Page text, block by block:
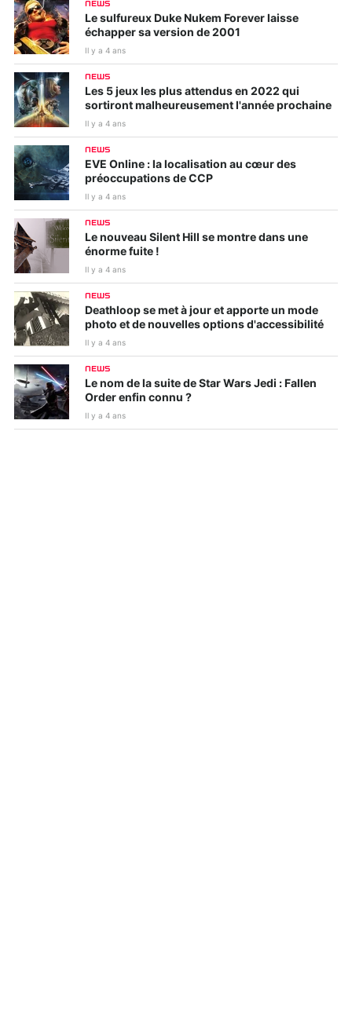
NEWS
Le sulfureux Duke Nukem Forever laisse
échapper sa version de 2001
Il y a 4 ans
NEWS
Les 5 jeux les plus attendus en 2022 qui
sortiront malheureusement l'année prochaine
Il y a 4 ans
NEWS
EVE Online : la localisation au cœur des
préoccupations de CCP
Il y a 4 ans
NEWS
Le nouveau Silent Hill se montre dans une
énorme fuite !
Il y a 4 ans
NEWS
Deathloop se met à jour et apporte un mode
photo et de nouvelles options d'accessibilité
Il y a 4 ans
NEWS
Le nom de la suite de Star Wars Jedi : Fallen
Order enfin connu ?
Il y a 4 ans